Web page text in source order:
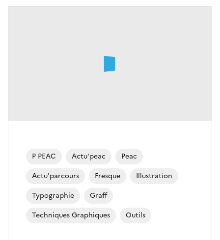
P PEAC Actu'peac
Peac
Actu'parcours
Fresque
Illustration
Typographie
Graff
Techniques Graphiques
Outils